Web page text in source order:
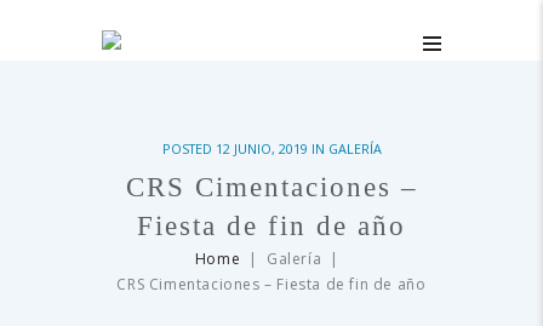
POSTED 12 JUNIO, 2019 IN GALERÍA
CRS Cimentaciones –
Fiesta de fin de año
Home
Galería
CRS Cimentaciones – Fiesta de fin de año